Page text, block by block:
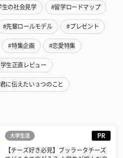
生の社会見学 #留学ロードマップ
#先輩ロールモデル #プレゼント
#特集企画 #恋愛特集
生正直レビュー
に伝えたい３つのこと
大学生活 PR
【チーズ好き必見】ブッラータチーズ